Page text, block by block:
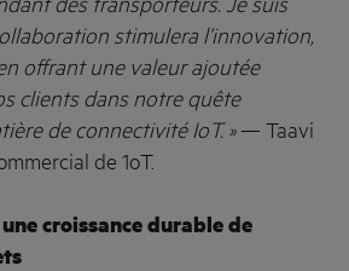
des transporteurs. Je suis
stimulera l’innovation,
offrant une valeur ajoutée
clients dans notre quête
de connectivité IoT. »— Taavi
de 1oT.
croissance durable de